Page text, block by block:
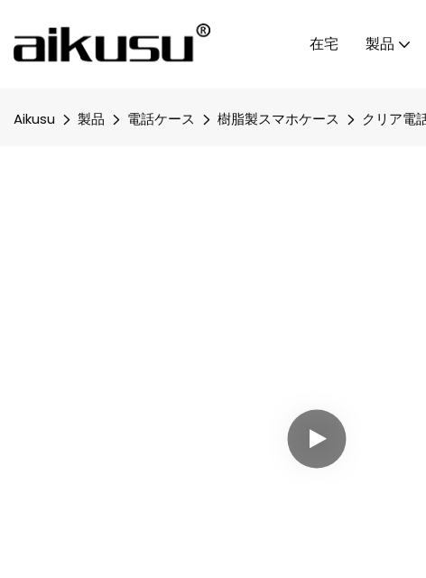
在宅 製品
Aikusu 製品 電話ケース 樹脂製スマホケース クリア電